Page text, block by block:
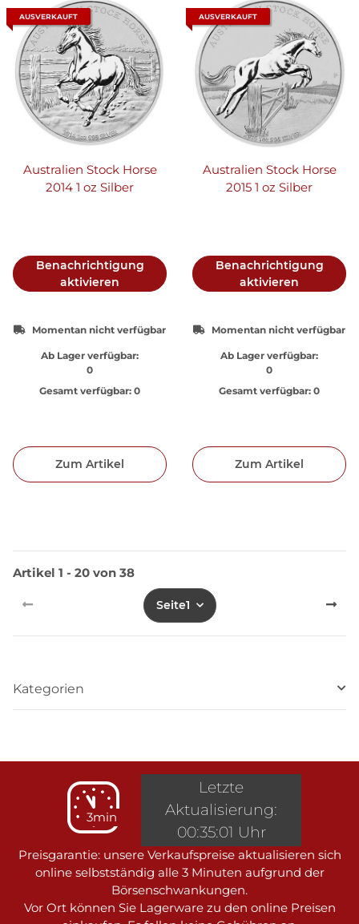
AUSVERKAUFT
Australien Stock Horse
2014 1 oz Silber
Benachrichtigung
aktivieren
Momentan nicht verfügbar
Ab Lager verfügbar:
0
Gesamt verfügbar: 0
Zum Artikel
AUSVERKAUFT
Australien Stock Horse
2015 1 oz Silber
Benachrichtigung
aktivieren
Momentan nicht verfügbar
Ab Lager verfügbar:
0
Gesamt verfügbar: 0
Zum Artikel
Artikel 1 - 20 von 38
Seite1
Kategorien
3min
Preisgarantie: unsere Verkaufspreise aktualisieren sich
online selbstständig alle 3 Minuten aufgrund der
Börsenschwankungen.
Vor Ort können Sie Lagerware zu den online Preisen
Letzte
Aktualisierung:
00:35:01 Uhr